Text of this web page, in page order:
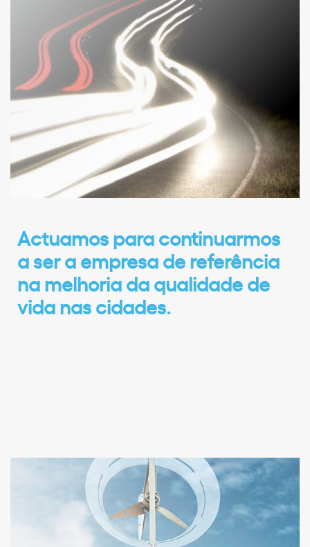
Actuamos para continuarmos
a ser a empresa de referência
na melhoria da qualidade de
vida nas cidades.